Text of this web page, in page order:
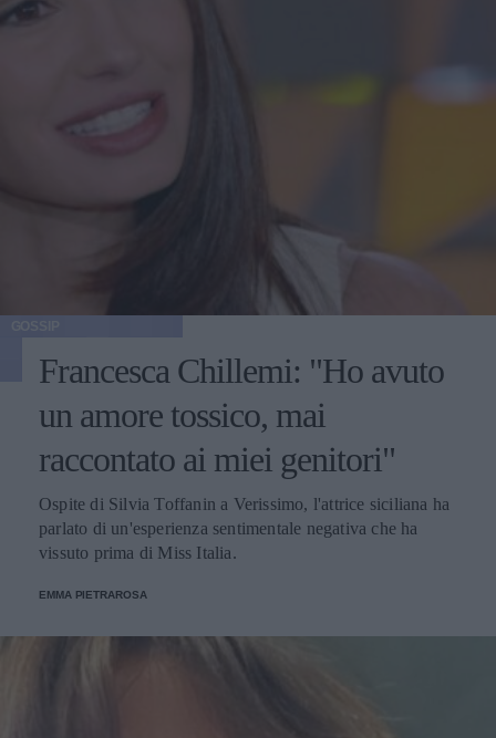
Francesca Chillemi: "Ho avuto
un amore tossico, mai
raccontato ai miei genitori"
Ospite di Silvia Toffanin a Verissimo, l'attrice siciliana ha
parlato di un'esperienza sentimentale negativa che ha
vissuto prima di Miss Italia.
EMMA PIETRAROSA